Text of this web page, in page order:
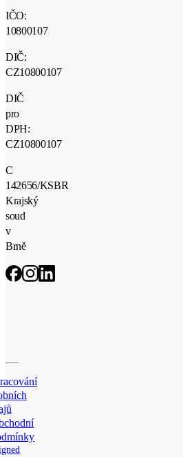
IČO:
10800107
DIČ:
CZ10800107
DIČ
pro
DPH:
CZ10800107
C
142656/KSBR
Krajský
soud
v
Brně